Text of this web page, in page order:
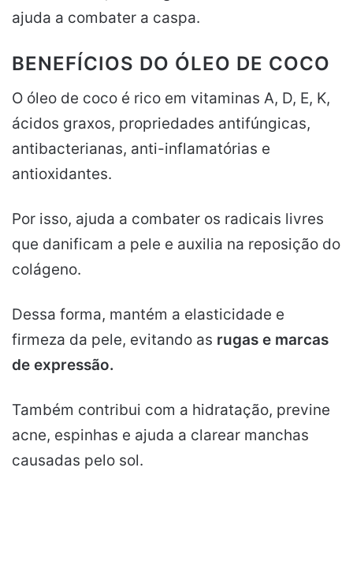
ajuda a combater a caspa.
BENEFÍCIOS DO ÓLEO DE COCO
O óleo de coco é rico em vitaminas A, D, E, K,
ácidos graxos, propriedades antifúngicas,
antibacterianas, anti-inflamatórias e
antioxidantes.
Por isso, ajuda a combater os radicais livres
que danificam a pele e auxilia na reposição do
colágeno.
Dessa forma, mantém a elasticidade e
firmeza da pele, evitando as rugas e marcas
de expressão.
Também contribui com a hidratação, previne
acne, espinhas e ajuda a clarear manchas
causadas pelo sol.